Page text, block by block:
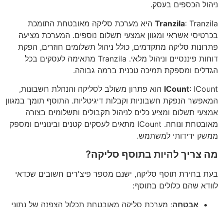
ניהול הכספים בעסק.
Tranzila : Tranzila היא מערכת סליקה מאובטחת התומכת
בכרטיסי אשראי ומגוון אמצעי תשלום נוספים. המערכת מציעה
פתרונות סליקה מתקדמים, כולל ניהול תשלומים חוזרים, הפקת
דוחות פיננסיים וניהול מלאי. Tranzila מתאימה לעסקים בכל
הגדלים ומספקת תמיכה טכנית ברמה גבוהה.
ICount : ICount הוא פתרון משולב לסליקה והנהלת חשבונות,
המאפשר הנפקת חשבוניות וקבלות דיגיטליות. התוסף תומך במגוון
אמצעי תשלום ומציע כלים לניהול תקבולים ותשלומים בצורה
מאובטחת ונוחה. ICount מתאים לעסקים קטנים ובינוניים ומספק
ממשק ידידותי למשתמש.
מה צריך להיות בתוסף סליקה?
בעת בחירת תוסף סליקה, ישנם מספר פיצ'רים חשובים שכדאי
לוודא שהם כלולים בתוסף:
אבטחה: מערכת סליקה מאובטחת תכלול הצפנה של נתוני